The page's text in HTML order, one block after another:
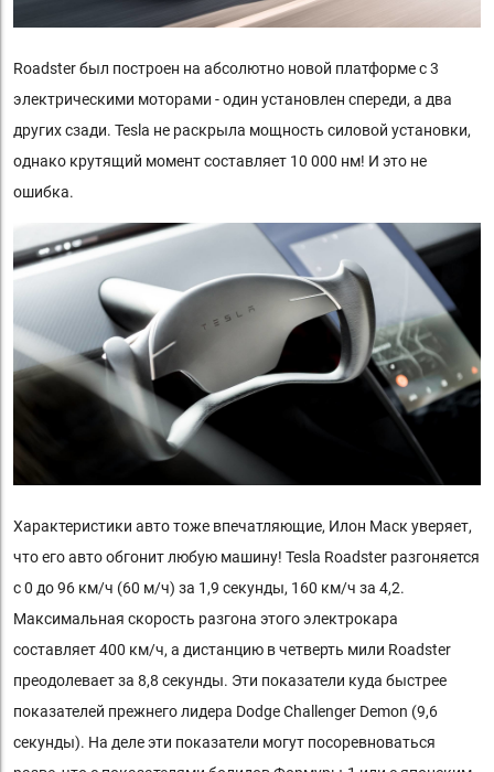
Roadster был построен на абсолютно новой платформе с 3
электрическими моторами - один установлен спереди, а два
других сзади. Tesla не раскрыла мощность силовой установки,
однако крутящий момент составляет 10 000 нм! И это не
ошибка.
Характеристики авто тоже впечатляющие, Илон Маск уверяет,
что его авто обгонит любую машину! Tesla Roadster разгоняется
с 0 до 96 км/ч (60 м/ч) за 1,9 секунды, 160 км/ч за 4,2.
Максимальная скорость разгона этого электрокара
составляет 400 км/ч, а дистанцию в четверть мили Roadster
преодолевает за 8,8 секунды. Эти показатели куда быстрее
показателей прежнего лидера Dodge Challenger Demon (9,6
секунды). На деле эти показатели могут посоревноваться